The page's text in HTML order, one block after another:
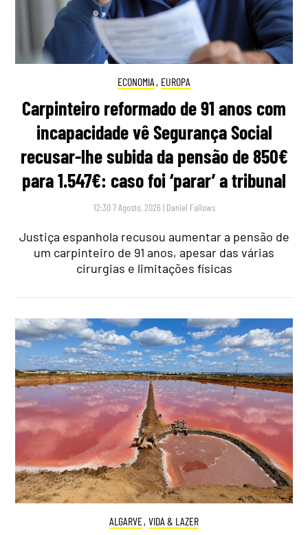
ECONOMIA , EUROPA
Carpinteiro reformado de 91 anos com
incapacidade vê Segurança Social
recusar-lhe subida da pensão de 850€
para 1.547€: caso foi ‘parar’ a tribunal
12:30 7 Agosto, 2026 | Daniel Fallows
Justiça espanhola recusou aumentar a pensão de
um carpinteiro de 91 anos, apesar das várias
cirurgias e limitações físicas
ALGARVE, VIDA & LAZER